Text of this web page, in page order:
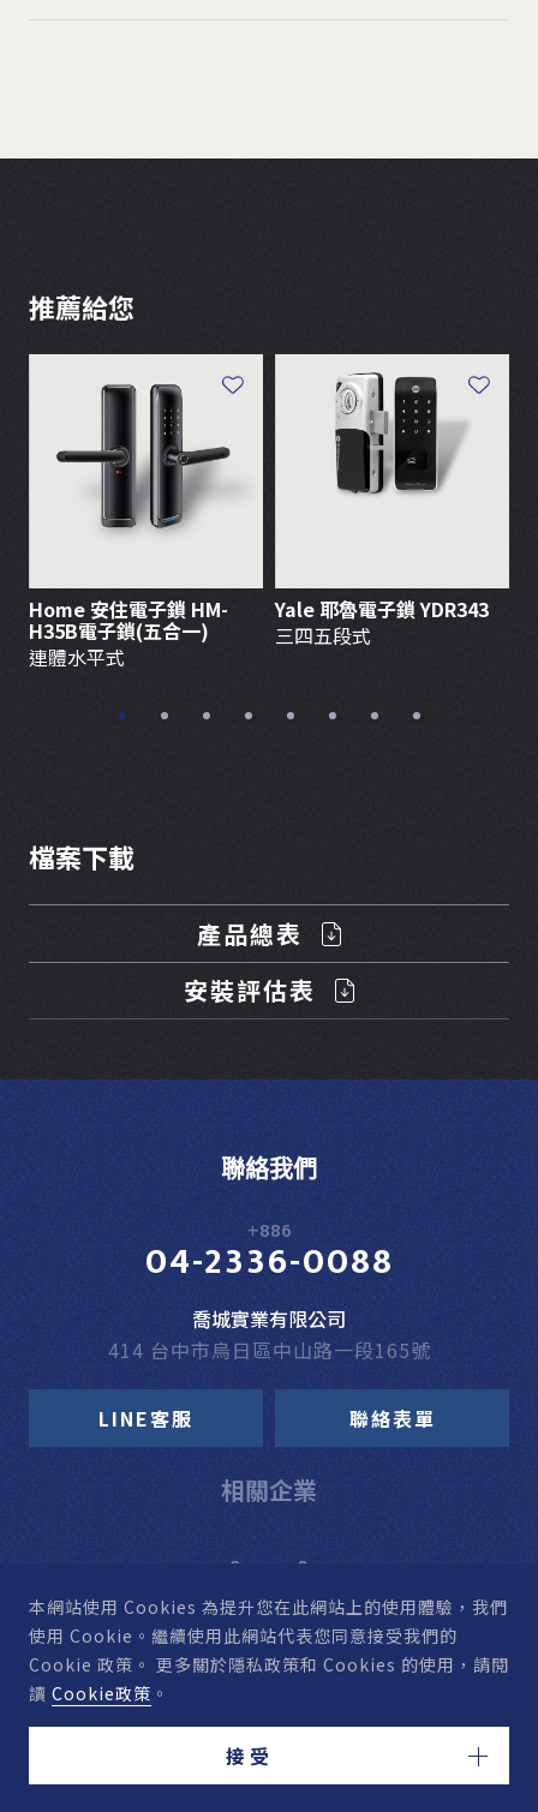
本網站使用 Cookies 為提升您在此網站上的使用體驗，我們
使用 Cookie。 繼續使用此網站代表您同意接受我們的
Cookie 政策。 更多關於隱私政策和 Cookies 的使用，請閱
讀 Cookie政策 。
接受
推薦給您
Home 安住電子鎖 HM-
H35B電子鎖(五合一)
連體水平式
Yale 耶魯電子鎖 YDR343
三四五段式
檔案下載
產品總表
安裝評估表
相關企業
聯絡我們
+886
04-2336-0088
喬城實業有限公司
414 台中市烏日區中山路一段165號
LINE客服 聯絡表單
© HARDWARE CH